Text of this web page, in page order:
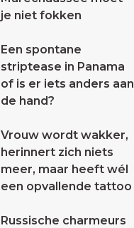
je niet fokken
Een spontane
striptease in Panama
of is er iets anders aan
de hand?
Vrouw wordt wakker,
herinnert zich niets
meer, maar heeft wél
een opvallende tattoo
Russische charmeurs